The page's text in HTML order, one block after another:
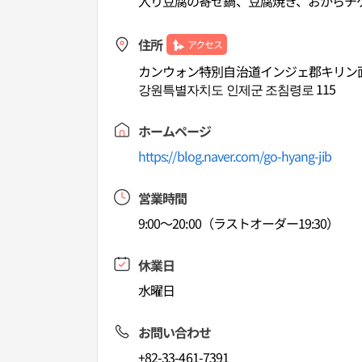
住所 アクセス
カンウォン特別自治道インジェ郡キリ
강원특별자치도 인제군 조침령로 115
ホームページ
https://blog.naver.com/go-hyang-jib
営業時間
9:00～20:00（ラストオーダー19:30）
休業日
水曜日
お問い合わせ
+82-33-461-7391